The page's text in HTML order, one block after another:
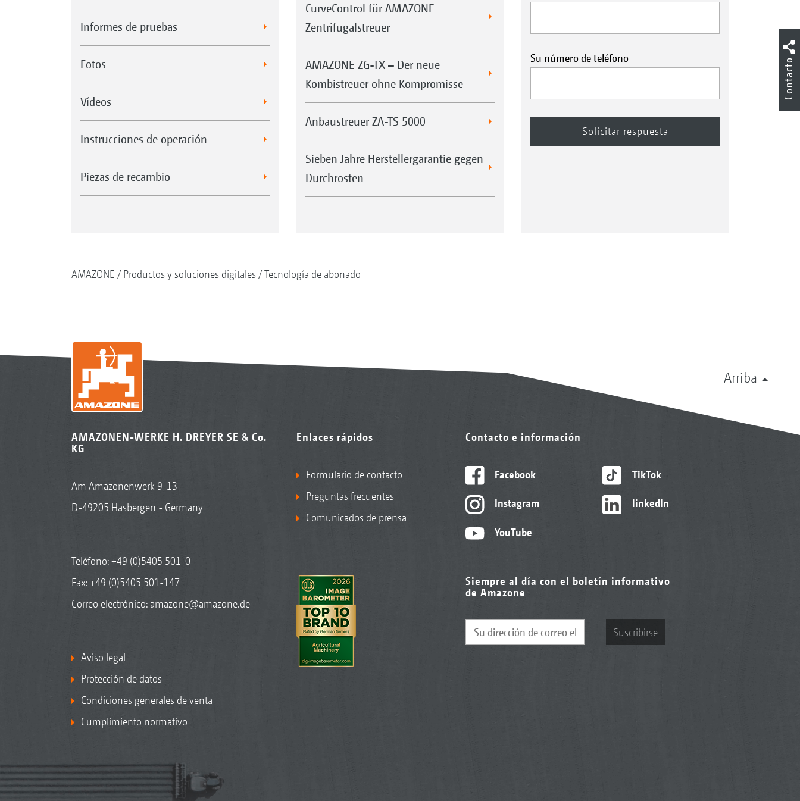
Informes de pruebas
Fotos
Vídeos
Instrucciones de operación
Piezas de recambio
CurveControl für AMAZONE
Zentrifugalstreuer
AMAZONE ZG-TX – Der neue
Kombistreuer ohne Kompromisse
Anbaustreuer ZA-TS 5000
Sieben Jahre Herstellergarantie gegen
Durchrosten
Su número de teléfono
AMAZONE Productos y soluciones digitales Tecnología de abonado
Arriba
AMAZONEN-WERKE H. DREYER SE & Co.
KG
Am Amazonenwerk 9-13
D-49205 Hasbergen - Germany
Teléfono:+49 (0)5405 501-0
Fax: +49 (0)5405 501-147
Correo electrónico: amazone@amazone.de
Aviso legal
Protección de datos
Condiciones generales de venta
Cumplimiento normativo
Enlaces rápidos
Formulario de contacto
Preguntas frecuentes
Comunicados de prensa
Contacto e información
Facebook
Instagram
YouTube
TikTok
linkedIn
Siempre al día con el boletín informativo
de Amazone
Suscribirse
Contacto